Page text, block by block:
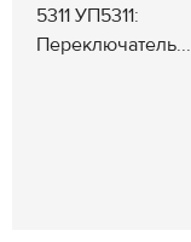
5311 УП5311:
Переключатель...